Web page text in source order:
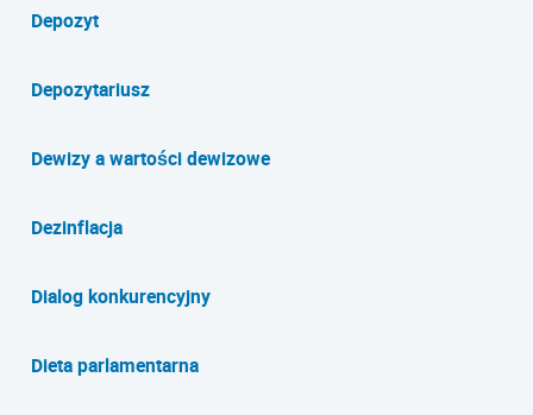
Depozyt
Depozytariusz
Dewizy a wartości dewizowe
Dezinflacja
Dialog konkurencyjny
Dieta parlamentarna